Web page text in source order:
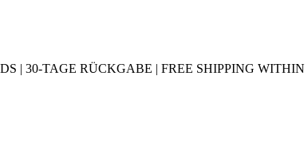
| 30-TAGE RÜCKGABE | FREE SHIPPING